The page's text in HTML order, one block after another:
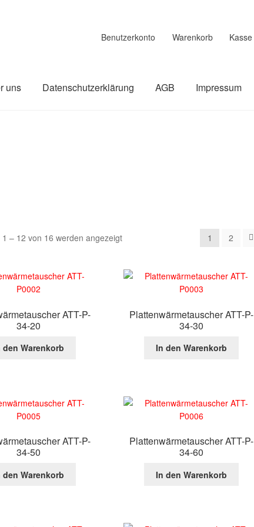
Benutzerkonto Warenkorb Kasse
uns Datenschutzerklärung AGB Impressum
1 – 12 von 16 werden angezeigt 1 2
ATT-P-
34-20
den Warenkorb
Plattenwärmetauscher ATT-P-
34-30
In den Warenkorb
ATT-P-
34-50
den Warenkorb
Plattenwärmetauscher ATT-P-
34-60
In den Warenkorb